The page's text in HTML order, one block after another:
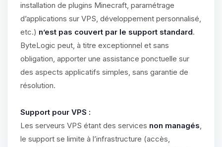
installation de plugins Minecraft, paramétrage
d’applications sur VPS, développement personnalisé,
etc.) n’est pas couvert par le support standard.
ByteLogic peut, à titre exceptionnel et sans
obligation, apporter une assistance ponctuelle sur
des aspects applicatifs simples, sans garantie de
résolution.
Support pour VPS :
Les serveurs VPS étant des services non managés,
le support se limite à l’infrastructure (accès,